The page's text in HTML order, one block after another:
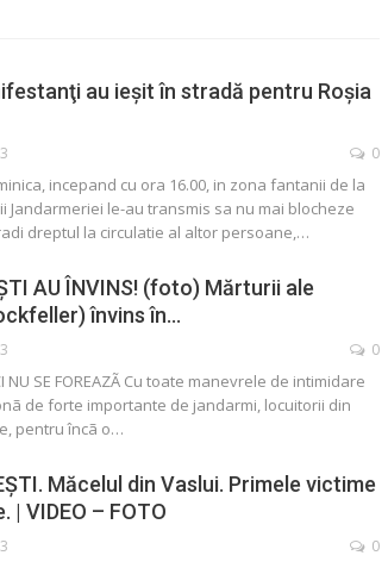
au ieşit în stradă pentru Roşia
0
incepand cu ora 16.00, in zona fantanii de la
Jandarmeriei le-au transmis sa nu mai blocheze
dreptul la circulatie al altor persoane,…
AU ÎNVINS! (foto) Mărturii ale
învins în…
0
NU SE FOREAZÃ Cu toate manevrele de intimidare
de forte importante de jandarmi, locuitorii din
pentru încã o…
Măcelul din Vaslui. Primele victime
| VIDEO – FOTO
0